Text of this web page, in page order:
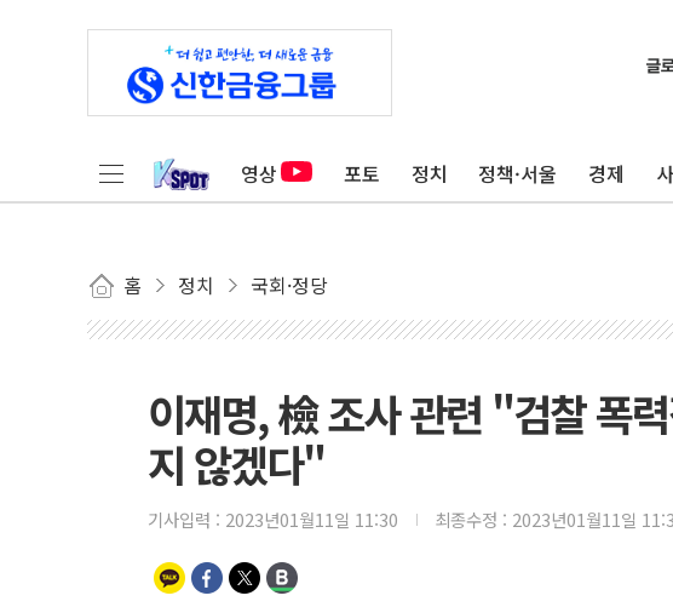
영상 포토 정치 정책·서울 경제
홈 정치 국회·정당
이재명, 檢 조사 관련 "검찰 폭
지 않겠다"
기사입력 : 2023년01월11일 11:30 최종수정 : 2023년01월11일